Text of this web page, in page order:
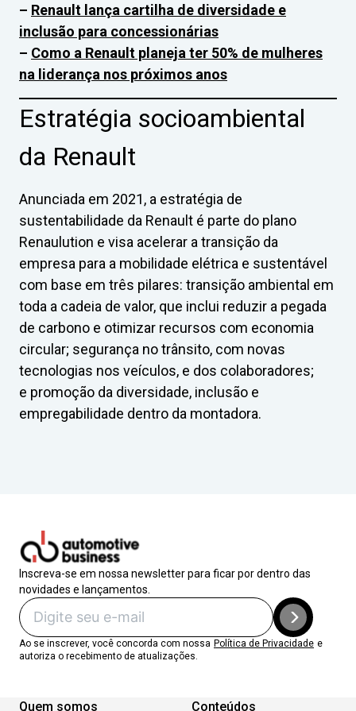
– Renault lança cartilha de diversidade e
inclusão para concessionárias
– Como a Renault planeja ter 50% de mulheres
na liderança nos próximos anos
Estratégia socioambiental
da Renault
Anunciada em 2021, a estratégia de
sustentabilidade da Renault é parte do plano
Renaulution e visa acelerar a transição da
empresa para a mobilidade elétrica e sustentável
com base em três pilares: transição ambiental em
toda a cadeia de valor, que inclui reduzir a pegada
de carbono e otimizar recursos com economia
circular; segurança no trânsito, com novas
tecnologias nos veículos, e dos colaboradores;
e promoção da diversidade, inclusão e
empregabilidade dentro da montadora.
Inscreva-se em nossa newsletter para ficar por dentro das
novidades e lançamentos.
Ao se inscrever, você concorda com nossa Política de Privacidade e
autoriza o recebimento de atualizações.
Quem somos Conteúdos